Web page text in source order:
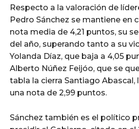
Respecto a la valoración de
Pedro Sánchez se mantiene en
nota media de 4,21 puntos, su
del año, superando tanto a su
Yolanda Díaz, que baja a 4,05
Alberto Núñez Feijóo, que se
tabla la cierra Santiago Abascal,
una nota de 2,99 puntos.
Sánchez también es el político